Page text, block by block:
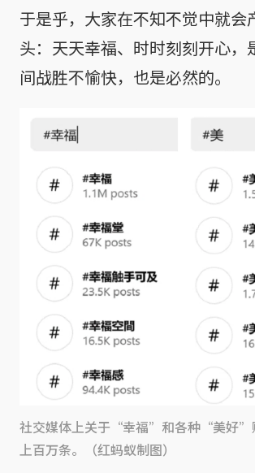
于是乎，大家在不知不觉中就会
头：天天幸福、时时刻刻开心，
间战胜不愉快，也是必然的。
社交媒体上关于“幸福”和各种“美好”
上百万条。（红蚂蚁制图）